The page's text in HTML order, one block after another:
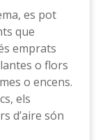
es pot
que
emprats
o flors
o encens.
els
d’aire són